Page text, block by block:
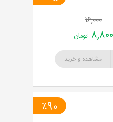
۱۶,۰۰۰
۸,۸۰۰ تومان
مشاهده و خرید
٪90